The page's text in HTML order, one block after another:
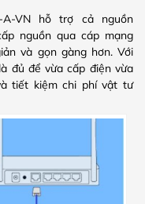
A-VN hỗ trợ cả nguồn
nguồn qua cáp mạng
và gọn gàng hơn. Với
đủ để vừa cấp điện vừa
tiết kiệm chi phí vật tư